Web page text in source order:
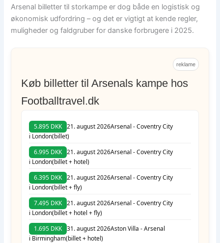
Arsenal billetter til storkampe er dog både en logistisk og
økonomisk udfordring – og det er vigtigt at kende regler,
muligheder og faldgruber for danske forbrugere i 2025.
reklame
Køb billetter til Arsenals kampe hos
Footballtravel.dk
5.895 DKK 21. august 2026Arsenal - Coventry City
i London(billet)
6.995 DKK 21. august 2026Arsenal - Coventry City
i London(billet + hotel)
6.395 DKK 21. august 2026Arsenal - Coventry City
i London(billet + fly)
7.495 DKK 21. august 2026Arsenal - Coventry City
i London(billet + hotel + fly)
1.695 DKK 31. august 2026Aston Villa - Arsenal
i Birmingham(billet + hotel)